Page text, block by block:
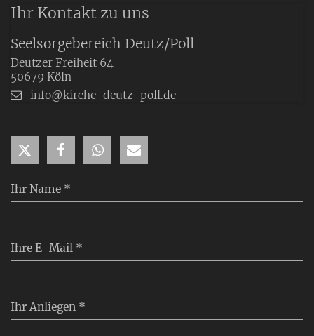
Ihr Name *
Ihre E-Mail *
Ihr Anliegen *
Ihr Kontakt zu uns
Seelsorgebereich Deutz/Poll
Deutzer Freiheit 64
50679 Köln
info@kirche-deutz-poll.de